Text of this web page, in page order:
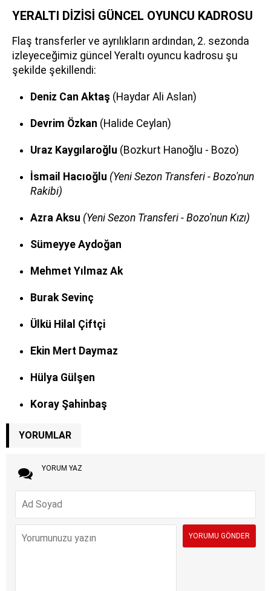
YERALTI DİZİSİ GÜNCEL OYUNCU KADROSU
Flaş transferler ve ayrılıkların ardından, 2. sezonda
izleyeceğimiz güncel Yeraltı oyuncu kadrosu şu
şekilde şekillendi:
Deniz Can Aktaş (Haydar Ali Aslan)
Devrim Özkan (Halide Ceylan)
Uraz Kaygılaroğlu (Bozkurt Hanoğlu - Bozo)
İsmail Hacıoğlu (Yeni Sezon Transferi - Bozo'nun
Rakibi)
Azra Aksu (Yeni Sezon Transferi - Bozo'nun Kızı)
Sümeyye Aydoğan
Mehmet Yılmaz Ak
Burak Sevinç
Ülkü Hilal Çiftçi
Ekin Mert Daymaz
Hülya Gülşen
Koray Şahinbaş
YORUMLAR
YORUM YAZ